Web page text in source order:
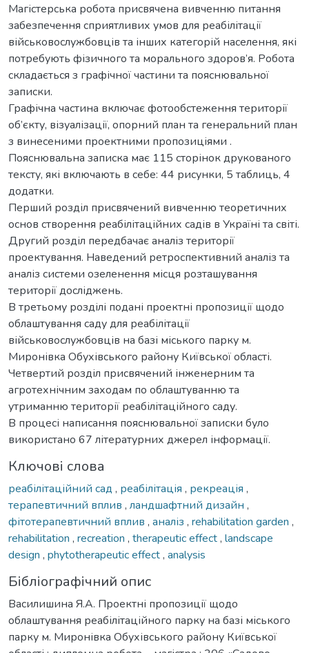
Магістерська робота присвячена вивченню питання
забезпечення сприятливих умов для реабілітації
військовослужбовців та інших категорій населення, які
потребують фізичного та морального здоров’я. Робота
складається з графічної частини та пояснювальної
записки.
Графічна частина включає фотообстеження території
об’єкту, візуалізації, опорний план та генеральний план
з винесеними проектними пропозиціями .
Пояснювальна записка має 115 сторінок друкованого
тексту, які включають в себе: 44 рисунки, 5 таблиць, 4
додатки.
Перший розділ присвячений вивченню теоретичних
основ створення реабілітаційних садів в Україні та світі.
Другий розділ передбачає аналіз території
проектування. Наведений ретроспективний аналіз та
аналіз системи озеленення місця розташування
території досліджень.
В третьому розділі подані проектні пропозиції щодо
облаштування саду для реабілітації
військовослужбовців на базі міського парку м.
Миронівка Обухівського району Київської області.
Четвертий розділ присвячений інженерним та
агротехнічним заходам по облаштуванню та
утриманню території реабілітаційного саду.
В процесі написання пояснювальної записки було
використано 67 літературних джерел інформації.
Ключові слова
реабілітаційний сад , реабілітація , рекреація ,
терапевтичний вплив , ландшафтний дизайн ,
фітотерапевтичний вплив , аналіз , rehabilitation garden ,
rehabilitation , recreation , therapeutic effect, landscape
design , phytotherapeutic effect, analysis
Бібліографічний опис
Василишина Я.А. Проектні пропозиції щодо
облаштування реабілітаційного парку на базі міського
парку м. Миронівка Обухівського району Київської